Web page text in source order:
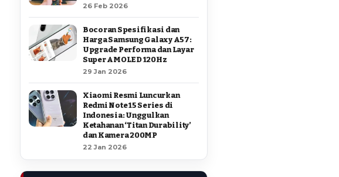
26 Feb 2026
Bocoran Spesifikasi dan
Harga Samsung Galaxy A57:
Upgrade Performa dan Layar
Super AMOLED 120Hz
29 Jan 2026
Xiaomi Resmi Luncurkan
Redmi Note 15 Series di
Indonesia: Unggulkan
Ketahanan ‘Titan Durability’
dan Kamera 200MP
22 Jan 2026